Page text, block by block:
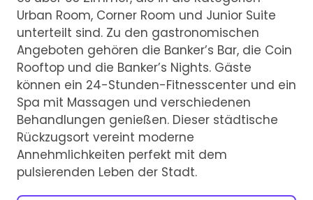
Urban Room, Corner Room und Junior Suite
unterteilt sind. Zu den gastronomischen
Angeboten gehören die Banker’s Bar, die Coin
Rooftop und die Banker’s Nights. Gäste
können ein 24-Stunden-Fitnesscenter und ein
Spa mit Massagen und verschiedenen
Behandlungen genießen. Dieser städtische
Rückzugsort vereint moderne
Annehmlichkeiten perfekt mit dem
pulsierenden Leben der Stadt.